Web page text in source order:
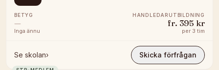
BETYG
—
Inga ännu
HANDLEDARUTBILDNING
fr. 395 kr
per 3 tim
Se skolan› Skicka förfrågan